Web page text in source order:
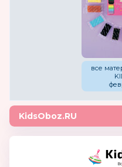
все
KidsOboz.RU